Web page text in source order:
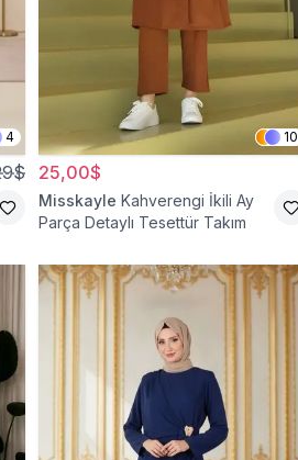
4 10
25,00$
Misskayle Kahverengi İkili Ay
Parça Detaylı Tesettür Takım